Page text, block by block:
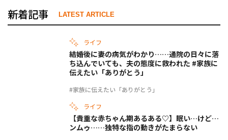
新着記事 LATEST ARTICLE
ライフ
#家族に伝えたい「ありがとう」
結婚後に妻の病気がわかり……通院の日々に落
ち込んでいても、夫の態度に救われた #家族に
伝えたい「ありがとう」
ライフ
【貴重な赤ちゃん期あるある♡】眠い…けど…
ンムゥ……独特な指の動きがたまらない